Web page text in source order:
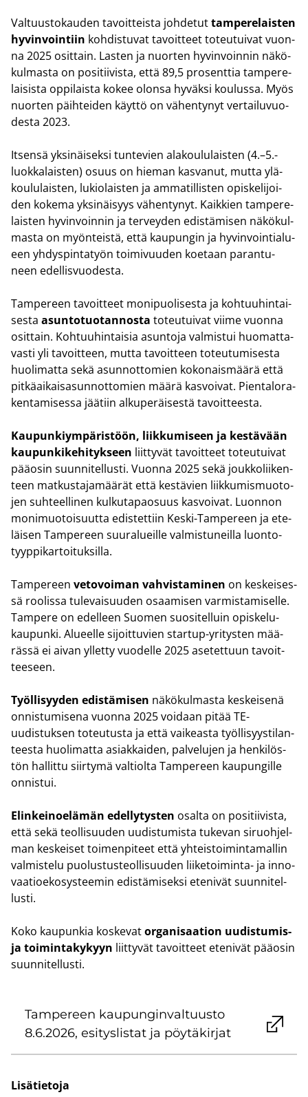
Val­tuus­to­kau­den ta­voit­teis­ta joh­de­tuttam­pe­re­lais­ten
hy­vin­voin­tiin koh­dis­tu­vat ta­voit­teet to­teu­tui­vat vuon­
na 2025 osit­tain. Las­ten ja nuor­ten hy­vin­voin­nin nä­kö­
kul­mas­ta on po­si­tii­vis­ta, että 89,5 pro­sent­tia tam­pe­re­
lai­sis­ta op­pi­lais­ta kokee olon­sa hy­väk­si kou­lus­sa. Myös
nuor­ten päih­tei­den käyt­tö on vä­hen­ty­nyt ver­tai­lu­vuo­
des­ta 2023.
It­sen­sä yk­si­näi­sek­si tun­te­vien ala­kou­lu­lais­ten (4.–5.-​
luokkalaisten) osuus on hie­man kas­va­nut, mutta ylä­
kou­lu­lais­ten, lu­kio­lais­ten ja am­ma­til­lis­ten opis­ke­li­joi­
den ko­ke­ma yk­si­näi­syys vä­hen­ty­nyt. Kaik­kien tam­pe­re­
lais­ten hy­vin­voin­nin ja ter­vey­den edis­tä­mi­sen nä­kö­kul­
mas­ta on myön­teis­tä, että kau­pun­gin ja hy­vin­voin­tia­lu­
een yh­dys­pin­ta­työn toi­mi­vuu­den koe­taan pa­ran­tu­
neen edel­lis­vuo­des­ta.
Tam­pe­reen ta­voit­teet mo­ni­puo­li­ses­ta ja koh­tuu­hin­tai­
ses­ta asun­to­tuo­tan­nos­ta to­teu­tui­vat viime vuon­na
osit­tain. Koh­tuu­hin­tai­sia asun­to­ja val­mis­tui huo­mat­ta­
vas­ti yli ta­voit­teen, mutta ta­voit­teen to­teu­tu­mi­ses­ta
huo­li­mat­ta sekä asunn­ot­to­mien ko­ko­nais­mää­rä että
pit­kä­ai­kai­sa­sunn­ot­to­mien määrä kas­voi­vat. Pien­ta­lo­ra­
ken­ta­mi­ses­sa jää­tiin al­ku­pe­räi­ses­tä ta­voit­tees­ta.
Kau­pun­kiym­pä­ris­töön, liik­ku­mi­seen ja kes­tä­vään
kau­pun­ki­ke­hi­tyk­seen liit­ty­vät ta­voit­teet to­teu­tui­vat
pää­osin suun­ni­tel­lus­ti. Vuon­na 2025 sekä jouk­ko­lii­ken­
teen mat­kus­ta­ja­mää­rät että kes­tä­vien liik­ku­mis­muo­to­
jen suh­teel­li­nen kul­ku­ta­pao­suus kas­voi­vat. Luon­non
mo­ni­muo­toi­suut­ta edis­tet­tiin Keski-​Tampereen ja ete­
läi­sen Tam­pe­reen suur­alueil­le val­mis­tu­neil­la luon­to­
tyyp­pi­kar­toi­tuk­sil­la.
Tam­pe­reen ve­to­voi­man vah­vis­ta­mi­nen on kes­kei­ses­
sä roo­lis­sa tu­le­vai­suu­den osaa­mi­sen var­mis­ta­mi­sel­le.
Tam­pe­re on edel­leen Suo­men suo­si­tel­luin opis­ke­lu­
kau­pun­ki. Alu­eel­le si­joit­tu­vien startup-​yritysten mää­
räs­sä ei aivan yl­let­ty vuo­del­le 2025 ase­tet­tuun ta­voit­
tee­seen.
Työl­li­syy­den edis­tä­mi­sen nä­kö­kul­mas­ta kes­kei­se­nä
on­nis­tu­mi­se­na vuon­na 2025 voi­daan pitää TE-​
uudistuksen to­teu­tus­ta ja että vai­keas­ta työl­li­syys­ti­lan­
tees­ta huo­li­mat­ta asiak­kai­den, pal­ve­lu­jen ja hen­ki­lös­
tön hal­lit­tu siir­ty­mä val­tiol­ta Tam­pe­reen kau­pun­gil­le
on­nis­tui.
Elin­kei­noe­lä­män edel­ly­tys­ten osal­ta on po­si­tii­vis­ta,
että sekä teol­li­suu­den uu­dis­tu­mis­ta tu­ke­van si­ruoh­jel­
man kes­kei­set toi­men­pi­teet että yh­teis­toi­min­ta­mal­lin
val­mis­te­lu puo­lus­tus­teol­li­suu­den liiketoiminta-​ ja in­no­
vaa­tio­eko­sys­tee­min edis­tä­mi­sek­si ete­ni­vät suun­ni­tel­
lus­ti.
Koko kau­pun­kia kos­ke­vator­ga­ni­saa­tion uudistumis-​
ja toi­min­ta­ky­kyyn liit­ty­vät ta­voit­teet ete­ni­vät pää­osin
suun­ni­tel­lus­ti.
Tam­pe­reen kau­pun­gin­val­tuus­to
8.6.2026, esi­tys­lis­tat ja pöy­tä­kir­jat
Li­sä­tie­to­ja